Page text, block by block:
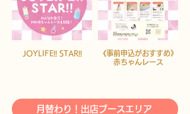
JOYLIFE!! STAR!!
《事前申込がおすすめ》
赤ちゃんレース
月替わり！出店ブースエリア